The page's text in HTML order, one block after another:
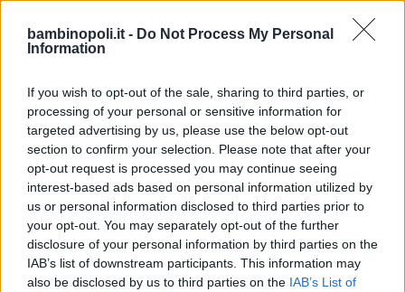
bambinopoli.it - Do Not Process My Personal
Information
If you wish to opt-out of the sale, sharing to third parties, or
processing of your personal or sensitive information for
targeted advertising by us, please use the below opt-out
section to confirm your selection. Please note that after your
opt-out request is processed you may continue seeing
interest-based ads based on personal information utilized by
us or personal information disclosed to third parties prior to
your opt-out. You may separately opt-out of the further
disclosure of your personal information by third parties on the
IAB’s list of downstream participants. This information may
also be disclosed by us to third parties on the IAB’s List of
Feste
Kinderheim